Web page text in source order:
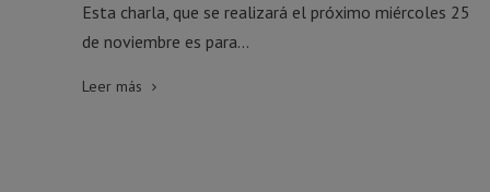
Esta charla, que se realizará el próximo miércoles 25
de noviembre es para...
Leer más